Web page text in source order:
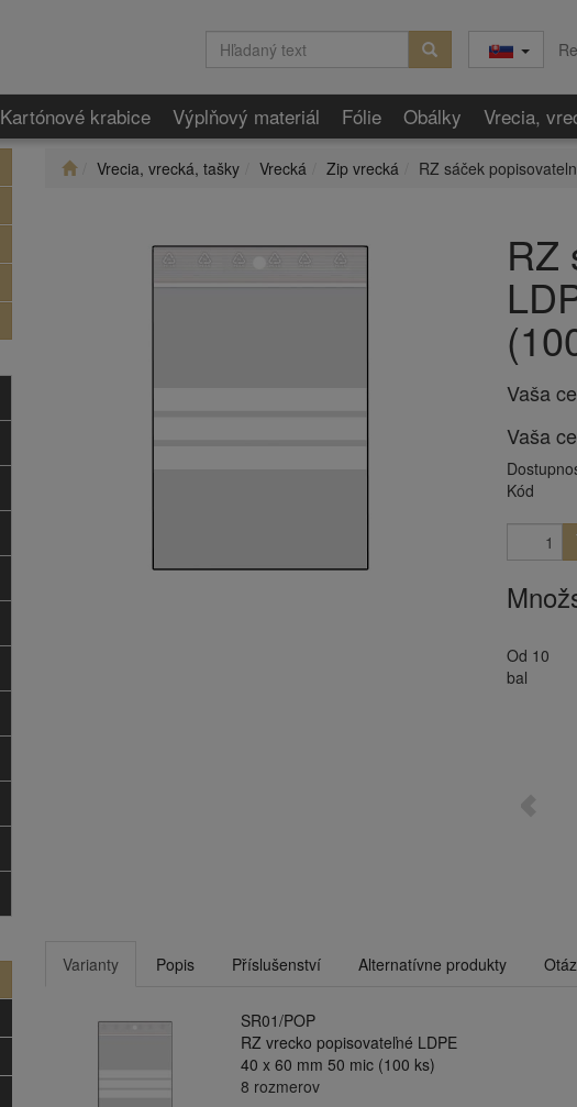
Kartónové krabice Výplňový materiál Fólie Obálky Vrecia,
Vrecia, vrecká, tašky Vrecká Zip vrecká RZ sáček
RZ
Vaša
Vaša
Kód
Od 10
bal
Varianty Popis Příslušenství Alternatívne produkty
SR01/POP
RZ vrecko popisovateľné LDPE
40 x 60 mm 50 mic (100 ks)
8 rozmerov